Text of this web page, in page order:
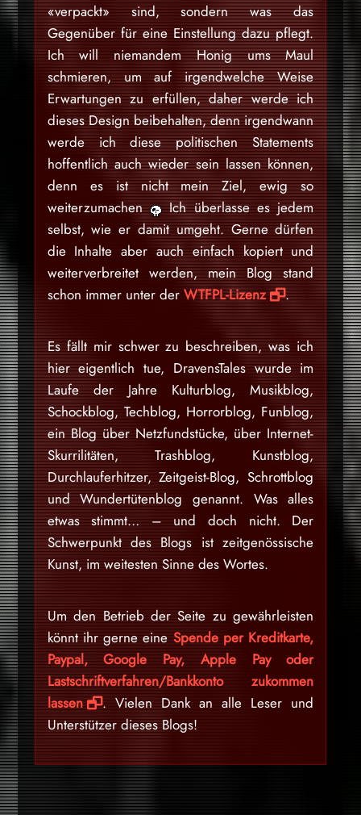
«verpackt» sind, sondern was das
Gegenüber für eine Einstellung dazu pflegt.
Ich will niemandem Honig ums Maul
schmieren, um auf irgendwelche Weise
Erwartungen zu erfüllen, daher werde ich
dieses Design beibehalten, denn irgendwann
werde ich diese politischen Statements
hoffentlich auch wieder sein lassen können,
denn es ist nicht mein Ziel, ewig so
weiterzumachen
Ich überlasse es jedem
selbst, wie er damit umgeht. Gerne dürfen
die Inhalte aber auch einfach kopiert und
weiterverbreitet werden, mein Blog stand
schon immer unter der WTFPL-Lizenz .
Es fällt mir schwer zu beschreiben, was ich
hier eigentlich tue, DravensTales wurde im
Laufe der Jahre Kulturblog, Musikblog,
Schockblog, Techblog, Horrorblog, Funblog,
ein Blog über Netzfundstücke, über Internet-
Skurrilitäten, Trashblog, Kunstblog,
Durchlauferhitzer, Zeitgeist-Blog, Schrottblog
und Wundertütenblog genannt. Was alles
etwas stimmt… – und doch nicht. Der
Schwerpunkt des Blogs ist zeitgenössische
Kunst, im weitesten Sinne des Wortes.
Um den Betrieb der Seite zu gewährleisten
könnt ihr gerne eine Spende per Kreditkarte,
Paypal, Google Pay, Apple Pay oder
Lastschriftverfahren/Bankkonto zukommen
lassen
. Vielen Dank an alle Leser und
Unterstützer dieses Blogs!